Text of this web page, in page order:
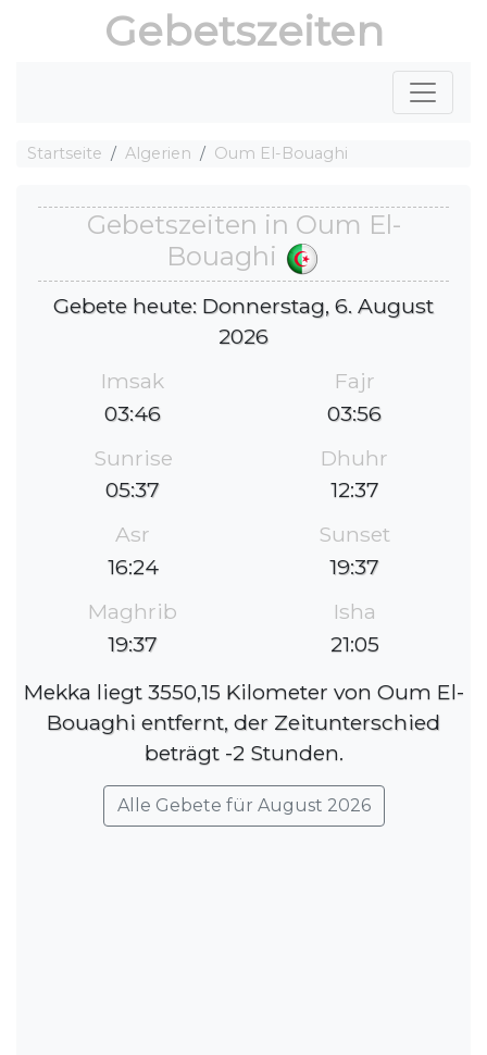
Gebetszeiten
Startseite Algerien Oum El-Bouaghi
Gebetszeiten in Oum El-
Bouaghi
Gebete heute: Donnerstag, 6. August
2026
Imsak
03:46
Fajr
03:56
Sunrise
05:37
Dhuhr
12:37
Asr
16:24
Sunset
19:37
Maghrib
19:37
Isha
21:05
Mekka liegt 3550,15 Kilometer von Oum El-
Bouaghi entfernt, der Zeitunterschied
beträgt -2 Stunden.
Alle Gebete für August 2026